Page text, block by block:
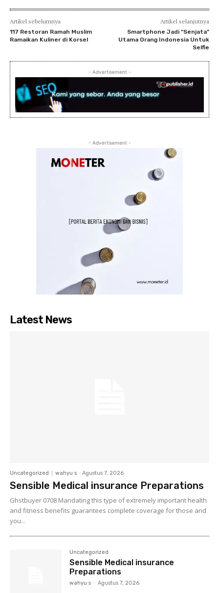
Artikel sebelumnya
117 Restoran Ramah Muslim
Ramaikan Kuliner di Korsel
Artikel selanjutnya
Smartphone Jadi “Senjata”
Utama Orang Indonesia Untuk
Selfie
- Advertisement -
- Advertisement -
Latest News
Uncategorized wahyu s - Agustus 7, 2026
Sensible Medical insurance Preparations
Ghstbuyer 0708 Mandating this type of extremely important health
and fitness benefits guarantees complete coverage for those and
you...
Uncategorized
Sensible Medical insurance
Preparations
wahyu s - Agustus 7, 2026